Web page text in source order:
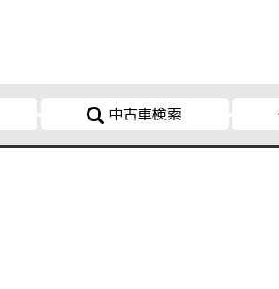
中古車検索